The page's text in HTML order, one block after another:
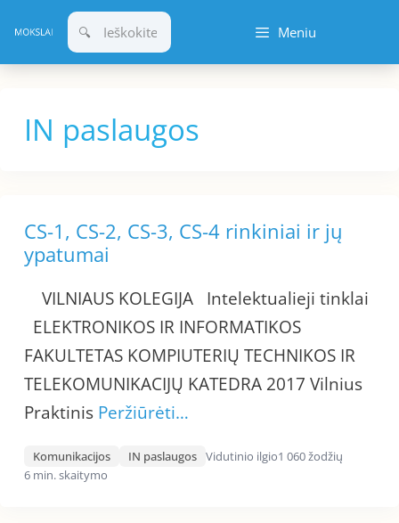
prie
turinio
Meniu
IN paslaugos
CS-1, CS-2, CS-3, CS-4 rinkiniai ir jų
ypatumai
VILNIAUS KOLEGIJA Intelektualieji tinklai
ELEKTRONIKOS IR INFORMATIKOS
FAKULTETAS KOMPIUTERIŲ TECHNIKOS IR
TELEKOMUNIKACIJŲ KATEDRA 2017 Vilnius
Praktinis Peržiūrėti…
Komunikacijos IN paslaugos Vidutinio ilgio1 060 žodžių
6 min. skaitymo